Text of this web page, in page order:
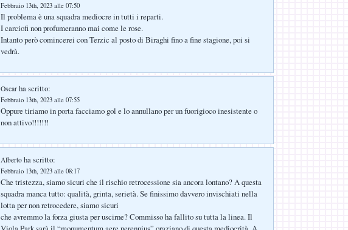
Febbraio 13th, 2023 alle 07:50
Il problema è una squadra mediocre in tutti i reparti.
I carciofi non profumeranno mai come le rose.
Intanto però comincerei con Terzic al posto di Biraghi fino a fine stagione, poi si
vedrà.
Oscar ha scritto:
Febbraio 13th, 2023 alle 07:55
Oppure tiriamo in porta facciamo gol e lo annullano per un fuorigioco inesistente o
non attivo!!!!!!!
Alberto ha scritto:
Febbraio 13th, 2023 alle 08:17
Che tristezza, siamo sicuri che il rischio retrocessione sia ancora lontano? A questa
squadra manca tutto: qualità, grinta, serietà. Se finissimo davvero invischiati nella
lotta per non retrocedere, siamo sicuri
che avremmo la forza giusta per uscirne? Commisso ha fallito su tutta la linea. Il